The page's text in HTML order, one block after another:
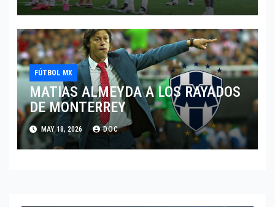
FÚTBOL MX
MATIAS ALMEYDA A LOS RAYADOS
DE MONTERREY
MAY 18, 2026 DOC